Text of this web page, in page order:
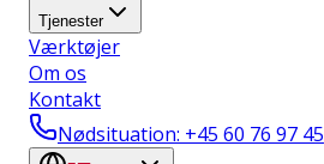
Tjenester
Værktøjer
Om os
Kontakt
Nødsituation: +45 60 76 97 45